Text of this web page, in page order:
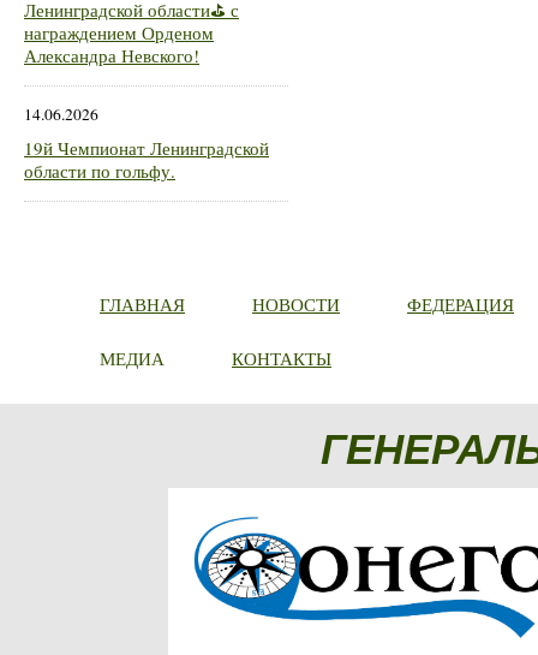
Ленинградской области⛳ с
награждением Орденом
Александра Невского!
14.06.2026
19й Чемпионат Ленинградской
области по гольфу.
ГЛАВНАЯ НОВОСТИ ФЕДЕРАЦИЯ
МЕДИА КОНТАКТЫ